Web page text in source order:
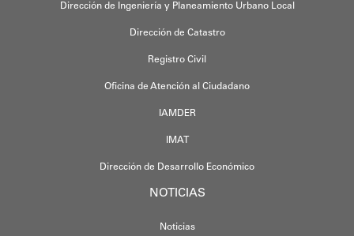
Dirección de Ingeniería y Planeamiento Urbano Local
Dirección de Catastro
Registro Civil
Oficina de Atención al Ciudadano
IAMDER
IMAT
Dirección de Desarrollo Económico
NOTICIAS
Noticias